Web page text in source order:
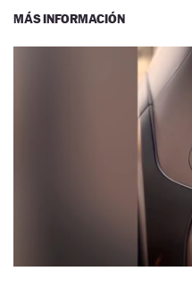
MÁS INFORMACIÓN